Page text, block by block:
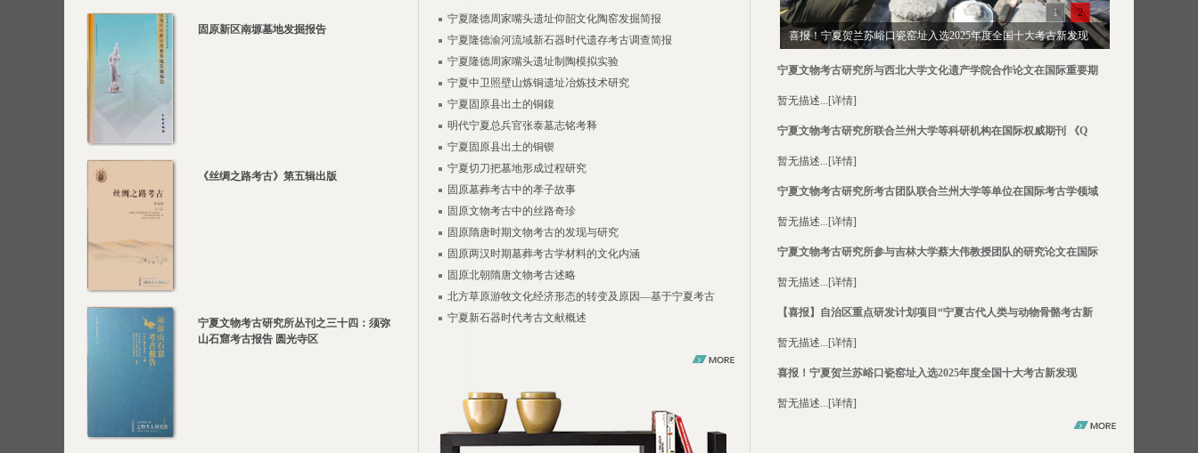
固原新区南塬墓地发掘报告
《丝绸之路考古》第五辑出版
宁夏文物考古研究所丛刊之三十四：须弥
山石窟考古报告 圆光寺区
宁夏隆德周家嘴头遗址仰韶文化陶窑发掘简报
宁夏隆德渝河流域新石器时代遗存考古调查简报
宁夏隆德周家嘴头遗址制陶模拟实验
宁夏中卫照壁山炼铜遗址冶炼技术研究
宁夏固原县出土的铜鍑
明代宁夏总兵官张泰墓志铭考释
宁夏固原县出土的铜锲
宁夏切刀把墓地形成过程研究
固原墓葬考古中的孝子故事
固原文物考古中的丝路奇珍
固原隋唐时期文物考古的发现与研究
固原两汉时期墓葬考古学材料的文化内涵
固原北朝隋唐文物考古述略
北方草原游牧文化经济形态的转变及原因—基于宁夏考古
宁夏新石器时代考古文献概述
【喜报】自治区重点研发计划项目“宁夏古代人类与动物骨骼考古新
方法的应用示范研究”团队在《Nature Communications》发表重磅科研
喜报！宁夏贺兰苏峪口瓷窑址入选2025年度全国十大考古新发现
1 2
宁夏文物考古研究所与西北大学文化遗产学院合作论文在国际重要期
暂无描述...[详情]
宁夏文物考古研究所联合兰州大学等科研机构在国际权威期刊 《Q
暂无描述...[详情]
宁夏文物考古研究所考古团队联合兰州大学等单位在国际考古学领域
暂无描述...[详情]
宁夏文物考古研究所参与吉林大学蔡大伟教授团队的研究论文在国际
暂无描述...[详情]
【喜报】自治区重点研发计划项目“宁夏古代人类与动物骨骼考古新
暂无描述...[详情]
喜报！宁夏贺兰苏峪口瓷窑址入选2025年度全国十大考古新发现
暂无描述...[详情]